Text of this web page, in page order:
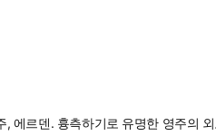
에르덴. 흉측하기로 유명한 영주의